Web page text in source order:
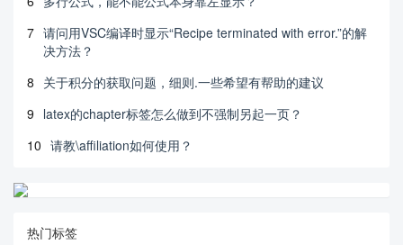
7 请问用VSC编译时显示“Recipe terminated with error.”的解
决方法？
8 关于积分的获取问题，细则.一些希望有帮助的建议
9 latex的chapter标签怎么做到不强制另起一页？
10 请教\affiliation如何使用？
热门标签